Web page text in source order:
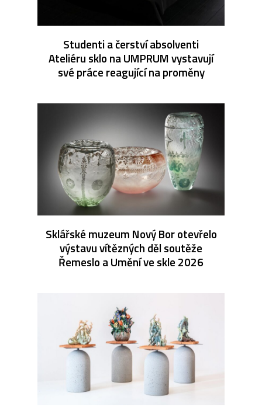
Studenti a čerství absolventi
Ateliéru sklo na UMPRUM vystavují
své práce reagující na proměny
Sklářské muzeum Nový Bor otevřelo
výstavu vítězných děl soutěže
Řemeslo a Umění ve skle 2026